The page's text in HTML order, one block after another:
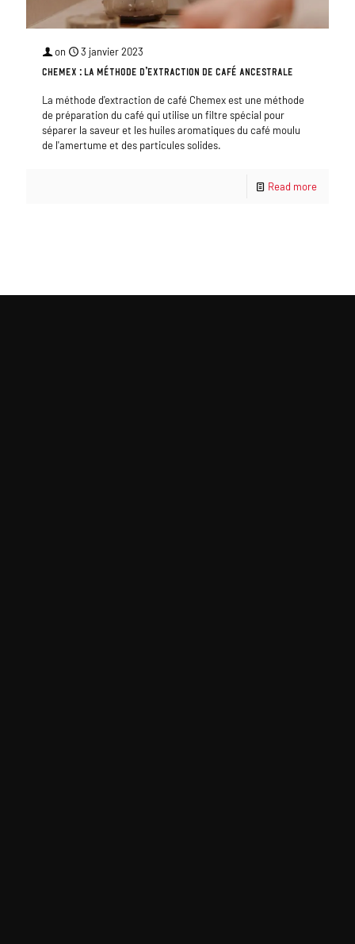
on 3 janvier 2023
Chemex : La méthode d’extraction de café ancestrale
La méthode d'extraction de café Chemex est une méthode
de préparation du café qui utilise un filtre spécial pour
séparer la saveur et les huiles aromatiques du café moulu
de l'amertume et des particules solides.
Read more